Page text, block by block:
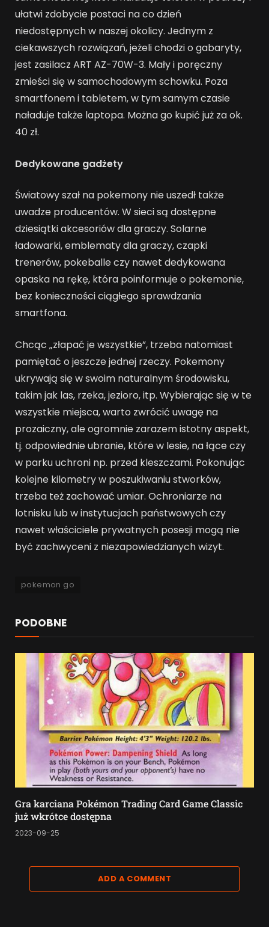
ułatwi zdobycie postaci na co dzień
niedostępnych w naszej okolicy. Jednym z
ciekawszych rozwiązań, jeżeli chodzi o gabaryty,
jest zasilacz ART AZ-70W-3. Mały i poręczny
zmieści się w samochodowym schowku. Poza
smartfonem i tabletem, w tym samym czasie
naładuje także laptopa. Można go kupić już za ok.
40 zł.
Dedykowane gadżety
Światowy szał na pokemony nie uszedł także
uwadze producentów. W sieci są dostępne
dziesiątki akcesoriów dla graczy. Solarne
ładowarki, emblematy dla graczy, czapki
trenerów, pokeballe czy nawet dedykowana
opaska na rękę, która poinformuje o pokemonie,
bez konieczności ciągłego sprawdzania
smartfona.
Chcąc „złapać je wszystkie”, trzeba natomiast
pamiętać o jeszcze jednej rzeczy. Pokemony
ukrywają się w swoim naturalnym środowisku,
takim jak las, rzeka, jezioro, itp. Wybierając się w te
wszystkie miejsca, warto zwrócić uwagę na
prozaiczny, ale ogromnie zarazem istotny aspekt,
tj. odpowiednie ubranie, które w lesie, na łące czy
w parku uchroni np. przed kleszczami. Pokonując
kolejne kilometry w poszukiwaniu stworków,
trzeba też zachować umiar. Ochroniarze na
lotnisku lub w instytucjach państwowych czy
nawet właściciele prywatnych posesji mogą nie
być zachwyceni z niezapowiedzianych wizyt.
pokemon go
PODOBNE
Gra karciana Pokémon Trading Card Game Classic
już wkrótce dostępna
2023-09-25
ADD A COMMENT